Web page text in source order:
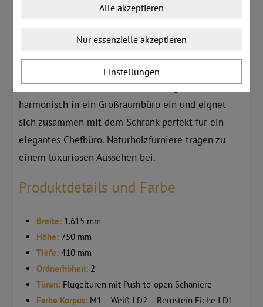
verschiedene Melaminfarben &
Für den modernen Manager, der die Klassiker zu
schätzen weiß
Der NOVA Executive Schreibtisch fügt sich
harmonisch in ein Großraumbüro ein und eignet
sich zusammen mit dem Schrank perfekt für ein
elegantes Chefbüro. Naturholzfurniere tragen zu
einem luxuriösen Aussehen bei.
Produktdetails und Farbe
Breite: 1.615 mm
Höhe: 750 mm
Tiefe: 410 mm
Ordnerhöhen: 2
Türen: Flügeltüren mit Push-to-open Schaniere
Farbe Korpus: M1 – Weiß I D2 – Bernstein Eiche I D1 –
Alle akzeptieren
Nur essenzielle akzeptieren
Einstellungen